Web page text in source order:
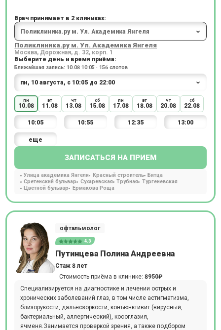
Врач принимает в 2 клиниках:
Поликлиника.ру м. Ул. Академика Янгеля
Москва, Дорожная, д. 32, корп. 1
Выберите день и время приёма:
Ближайшая запись: 10.08 10:05 · 156 слотов
пн
10.08
вт
11.08
чт
13.08
сб
15.08
пн
17.08
вт
18.08
чт
20.08
сб
22.08
10:05 10:55 12:35 13:00
еще
ЗАПИСАТЬСЯ НА ПРИЕМ
Улица академика Янгеля Красный строитель
Битца
Сретенский бульвар
Сухаревская Трубная
Тургеневская
Цветной бульвар
Ермакова Роща
офтальмолог
4.3
Путинцева Полина Андреевна
Стаж 8 лет
Стоимость приёма в клинике: 8950₽
Специализируется на диагностике и лечении острых и
хронических заболеваний глаз, в том числе астигматизма,
близорукости, дальнозоркости, конъюнктивит (вирусный,
бактериальный, аллергический), косоглазия,
ячменя.Занимается проверкой зрения, а также подбором